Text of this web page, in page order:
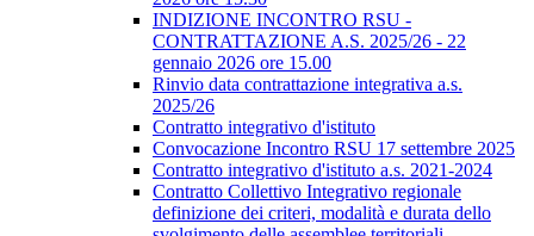
INDIZIONE INCONTRO RSU -
CONTRATTAZIONE A.S. 2025/26 - 22
gennaio 2026 ore 15.00
Rinvio data contrattazione integrativa a.s.
2025/26
Contratto integrativo d'istituto
Convocazione Incontro RSU 17 settembre 2025
Contratto integrativo d'istituto a.s. 2021-2024
Contratto Collettivo Integrativo regionale
definizione dei criteri, modalità e durata dello